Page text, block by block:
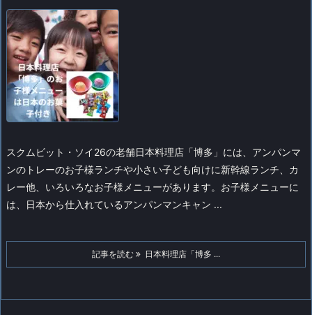
スクムビット・ソイ26の老舗日本料理店「博多」には、アンパンマ
ンのトレーのお子様ランチや小さい子ども向けに新幹線ランチ、カ
レー他、いろいろなお子様メニューがあります。 お子様メニューに
は、日本から仕入れているアンパンマンキャン ...
記事を読む 日本料理店「博多 ...